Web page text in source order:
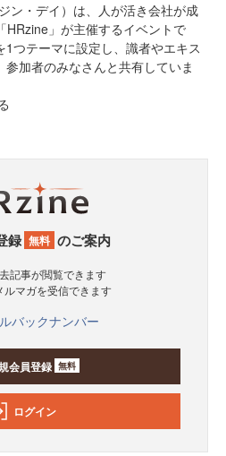
ン・デイ）は、人が活き会社が成
HRzine」が主催するイベントで
つテーマに設定し、識者やエキス
加者のみなさんと共有していま
録 無料 のご案内
記事が閲覧できます
ルマガを受信できます
バックナンバー
会員登録 無料
ログイン